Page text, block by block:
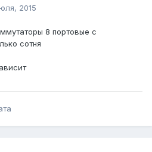
2015
8 портовые с
сотня